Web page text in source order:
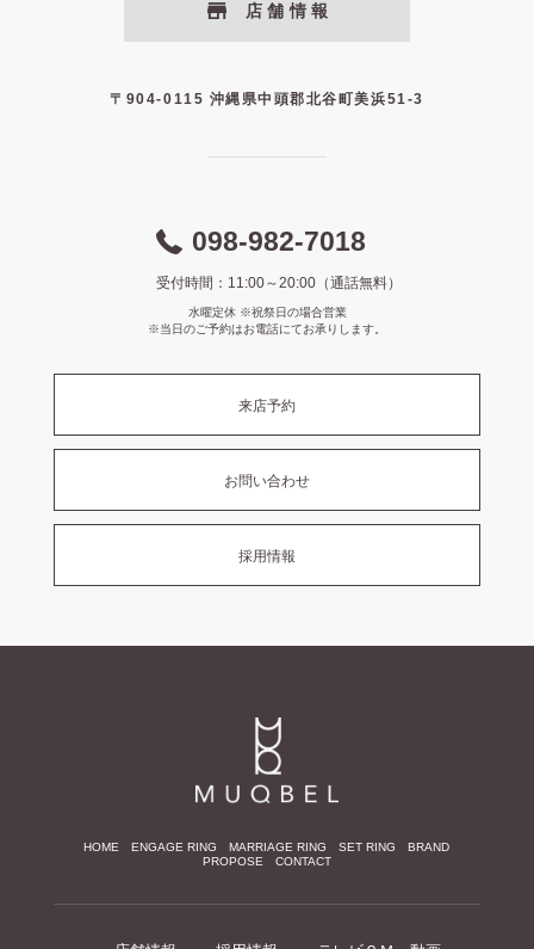
店舗情報
〒904-0115 沖縄県中頭郡北谷町美浜51-3
098-982-7018
受付時間：11:00～20:00（通話無料）
水曜定休 ※祝祭日の場合営業
※当日のご予約はお電話にてお承りします。
来店予約
お問い合わせ
採用情報
HOME ENGAGE RING MARRIAGE RING SET RING
BRAND
PROPOSE
CONTACT